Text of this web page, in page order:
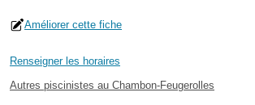
Améliorer cette fiche
Renseigner les horaires
Autres piscinistes au Chambon-Feugerolles